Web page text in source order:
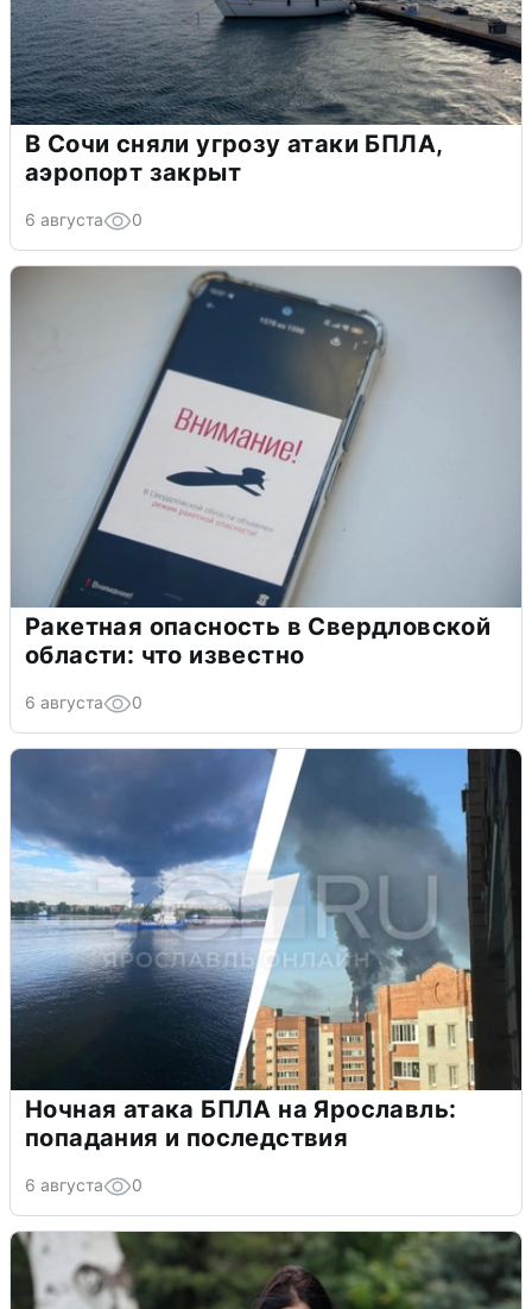
В Сочи сняли угрозу атаки БПЛА,
аэропорт закрыт
6 августа 0
Ракетная опасность в Свердловской
области: что известно
6 августа 0
Ночная атака БПЛА на Ярославль:
попадания и последствия
6 августа 0